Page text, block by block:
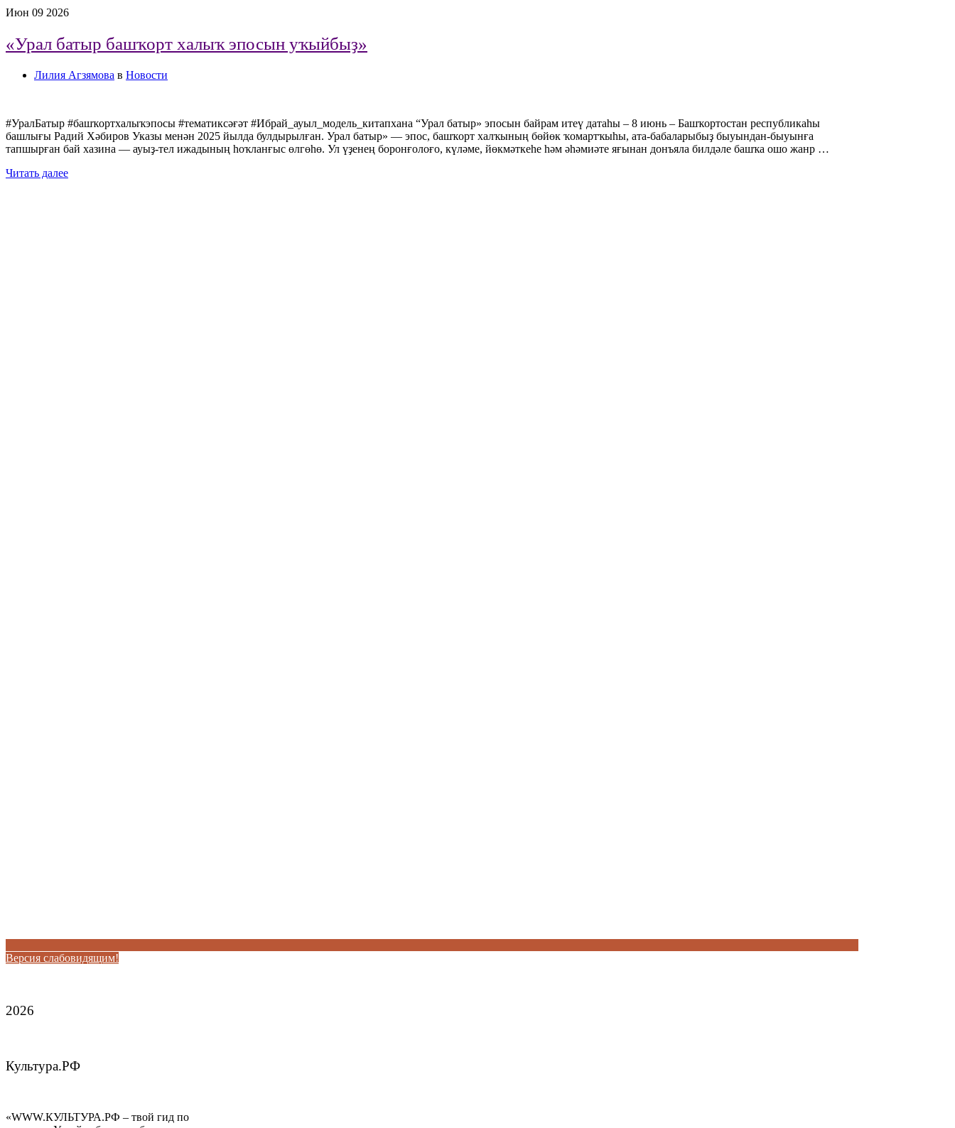
Июн 09 2026
«Урал батыр башҡорт халыҡ эпосын уҡыйбыҙ»
Лилия Агзямова в Новости
#УралБатыр #башҡортхалыҡэпосы #тематиксәғәт #Ибрай_ауыл_модель_китапхана “Урал батыр» эпосын байрам итеү датаһы – 8 июнь – Башҡортостан республикаһы
башлығы Радий Хәбиров Указы менән 2025 йылда булдырылған. Урал батыр» — эпос, башҡорт халҡының бөйөк ҡомартҡыһы, ата-бабаларыбыҙ быуындан-быуынға
тапшырған бай хазина — ауыҙ-тел ижадының һоҡланғыс өлгөһө. Ул үҙенең боронғолоғо, күләме, йөкмәткеһе һәм әһәмиәте яғынан донъяла билдәле башҡа ошо жанр …
Читать далее
Версия слабовидящим!
2026
Культура.РФ
«WWW.КУЛЬТУРА.РФ – твой гид по